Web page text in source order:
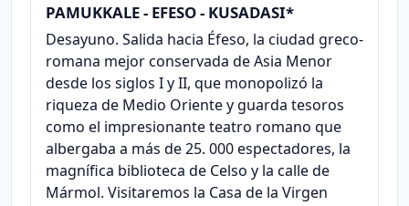
PAMUKKALE - EFESO - KUSADASI*
Desayuno. Salida hacia Éfeso, la ciudad greco-
romana mejor conservada de Asia Menor
desde los siglos I y II, que monopolizó la
riqueza de Medio Oriente y guarda tesoros
como el impresionante teatro romano que
albergaba a más de 25. 000 espectadores, la
magnífica biblioteca de Celso y la calle de
Mármol. Visitaremos la Casa de la Virgen